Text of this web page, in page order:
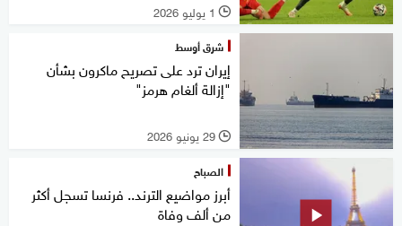
l 1 يوليو 2026
شرق أوسط
إيران ترد على تصريح ماكرون بشأن
"إزالة ألغام هرمز"
l 29 يونيو 2026
الصباح
أبرز مواضيع الترند.. فرنسا تسجل أكثر
من ألف وفاة